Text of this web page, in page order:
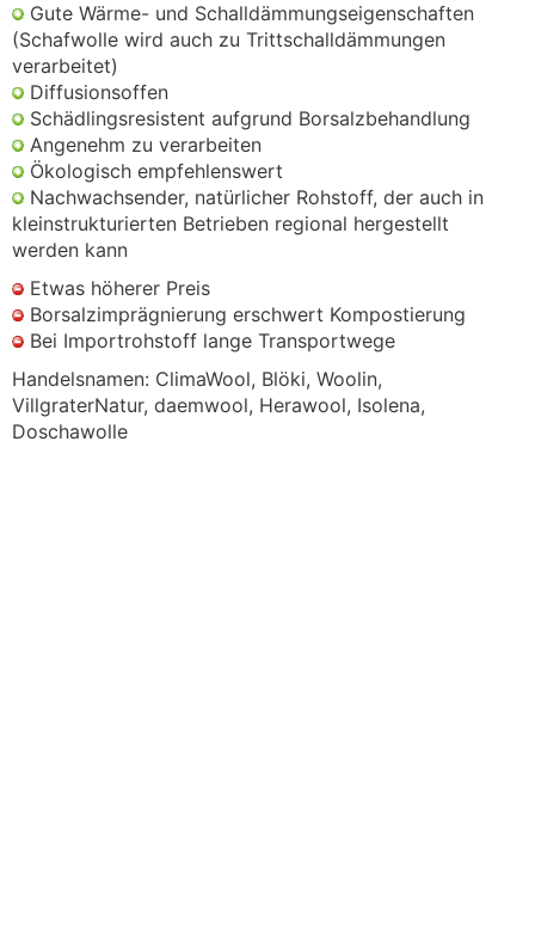
Gute Wärme- und Schalldämmungseigenschaften
(Schafwolle wird auch zu Trittschalldämmungen
verarbeitet)
Diffusionsoffen
Schädlingsresistent aufgrund Borsalzbehandlung
Angenehm zu verarbeiten
Ökologisch empfehlenswert
Nachwachsender, natürlicher Rohstoff, der auch in
kleinstrukturierten Betrieben regional hergestellt
werden kann
Etwas höherer Preis
Borsalzimprägnierung erschwert Kompostierung
Bei Importrohstoff lange Transportwege
Handelsnamen: ClimaWool, Blöki, Woolin,
VillgraterNatur, daemwool, Herawool, Isolena,
Doschawolle